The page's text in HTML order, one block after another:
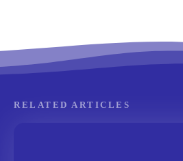
RELATED ARTICLES